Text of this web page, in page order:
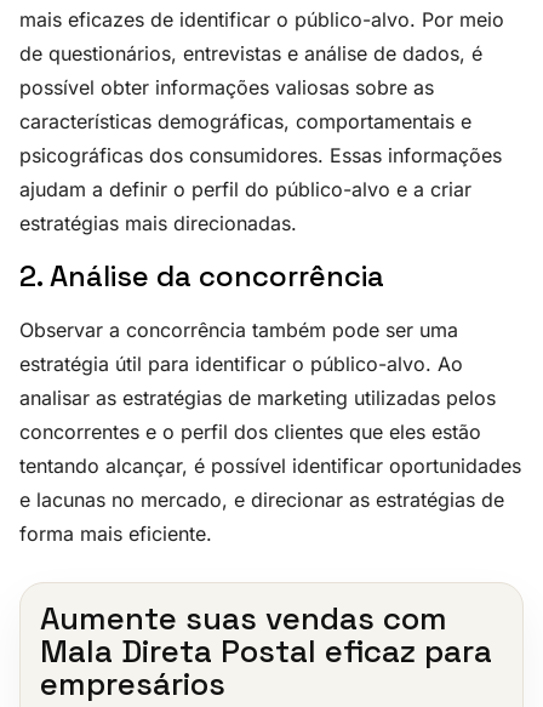
mais eficazes de identificar o público-alvo. Por meio
de questionários, entrevistas e análise de dados, é
possível obter informações valiosas sobre as
características demográficas, comportamentais e
psicográficas dos consumidores. Essas informações
ajudam a definir o perfil do público-alvo e a criar
estratégias mais direcionadas.
2. Análise da concorrência
Observar a concorrência também pode ser uma
estratégia útil para identificar o público-alvo. Ao
analisar as estratégias de marketing utilizadas pelos
concorrentes e o perfil dos clientes que eles estão
tentando alcançar, é possível identificar oportunidades
e lacunas no mercado, e direcionar as estratégias de
forma mais eficiente.
Aumente suas vendas com
Mala Direta Postal eficaz para
empresários